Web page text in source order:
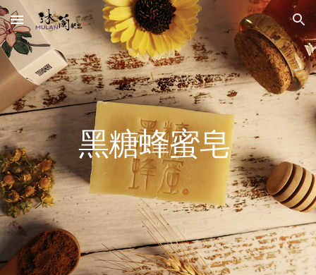
Skip to main content Skip to navigation
黑糖蜂蜜皂